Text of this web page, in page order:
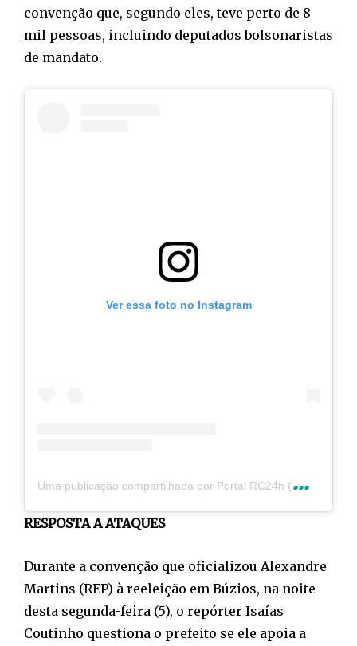
convenção que, segundo eles, teve perto de 8
mil pessoas, incluindo deputados bolsonaristas
de mandato.
Ver essa foto no Instagram
U
ma publicação compartilhada por Portal RC24h (@rc24hnoticias)
RESPOSTA A ATAQUES
Durante a convenção que oficializou Alexandre
Martins (REP) à reeleição em Búzios, na noite
desta segunda-feira (5), o repórter Isaías
Coutinho questiona o prefeito se ele apoia a